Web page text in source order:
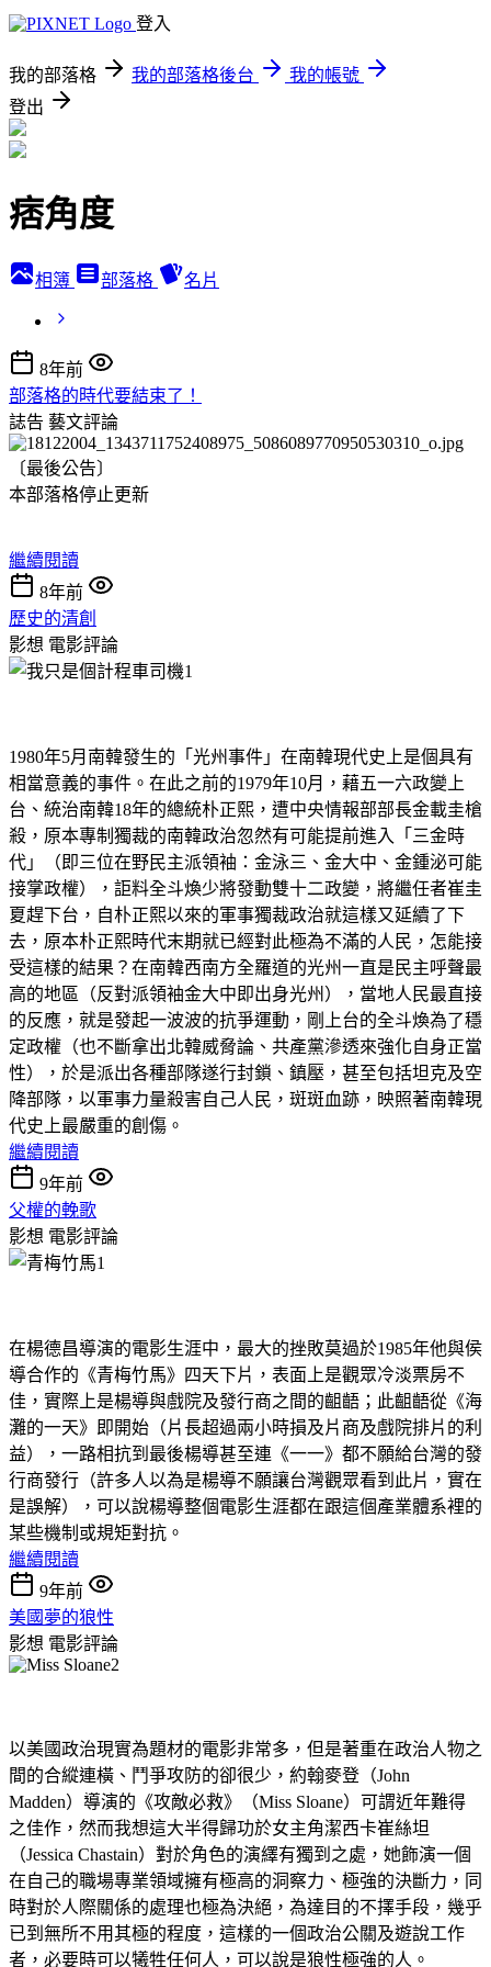
登入
我的部落格 我的部落格後台
我的帳號
登出
痞角度
相簿 部落格 名片
8年前
部落格的時代要結束了！
誌告 藝文評論
〔最後公告〕
本部落格停止更新
繼續閱讀
8年前
歷史的清創
影想 電影評論
1980年5月南韓發生的「光州事件」在南韓現代史上是個具有
相當意義的事件。在此之前的1979年10月，藉五一六政變上
台、統治南韓18年的總統朴正熙，遭中央情報部部長金載圭槍
殺，原本專制獨裁的南韓政治忽然有可能提前進入「三金時
代」（即三位在野民主派領袖：金泳三、金大中、金鍾泌可能
接掌政權），詎料全斗煥少將發動雙十二政變，將繼任者崔圭
夏趕下台，自朴正熙以來的軍事獨裁政治就這樣又延續了下
去，原本朴正熙時代末期就已經對此極為不滿的人民，怎能接
受這樣的結果？在南韓西南方全羅道的光州一直是民主呼聲最
高的地區（反對派領袖金大中即出身光州），當地人民最直接
的反應，就是發起一波波的抗爭運動，剛上台的全斗煥為了穩
定政權（也不斷拿出北韓威脅論、共產黨滲透來強化自身正當
性），於是派出各種部隊遂行封鎖、鎮壓，甚至包括坦克及空
降部隊，以軍事力量殺害自己人民，斑斑血跡，映照著南韓現
代史上最嚴重的創傷。
繼續閱讀
9年前
父權的輓歌
影想 電影評論
在楊德昌導演的電影生涯中，最大的挫敗莫過於1985年他與侯
導合作的《青梅竹馬》四天下片，表面上是觀眾冷淡票房不
佳，實際上是楊導與戲院及發行商之間的齟齬；此齟齬從《海
灘的一天》即開始（片長超過兩小時損及片商及戲院排片的利
益），一路相抗到最後楊導甚至連《一一》都不願給台灣的發
行商發行（許多人以為是楊導不願讓台灣觀眾看到此片，實在
是誤解），可以說楊導整個電影生涯都在跟這個產業體系裡的
某些機制或規矩對抗。
繼續閱讀
9年前
美國夢的狼性
影想 電影評論
以美國政治現實為題材的電影非常多，但是著重在政治人物之
間的合縱連橫、鬥爭攻防的卻很少，約翰麥登（John
Madden）導演的《攻敵必救》（Miss Sloane）可謂近年難得
之佳作，然而我想這大半得歸功於女主角潔西卡崔絲坦
（Jessica Chastain）對於角色的演繹有獨到之處，她飾演一個
在自己的職場專業領域擁有極高的洞察力、極強的決斷力，同
時對於人際關係的處理也極為決絕，為達目的不擇手段，幾乎
已到無所不用其極的程度，這樣的一個政治公關及遊說工作
者，必要時可以犧牲任何人，可以說是狼性極強的人。